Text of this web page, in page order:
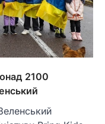
2100